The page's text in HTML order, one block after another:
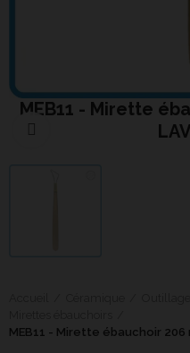
MEB11 - Mirette
MEB11 - Mirette ébauchoir 206